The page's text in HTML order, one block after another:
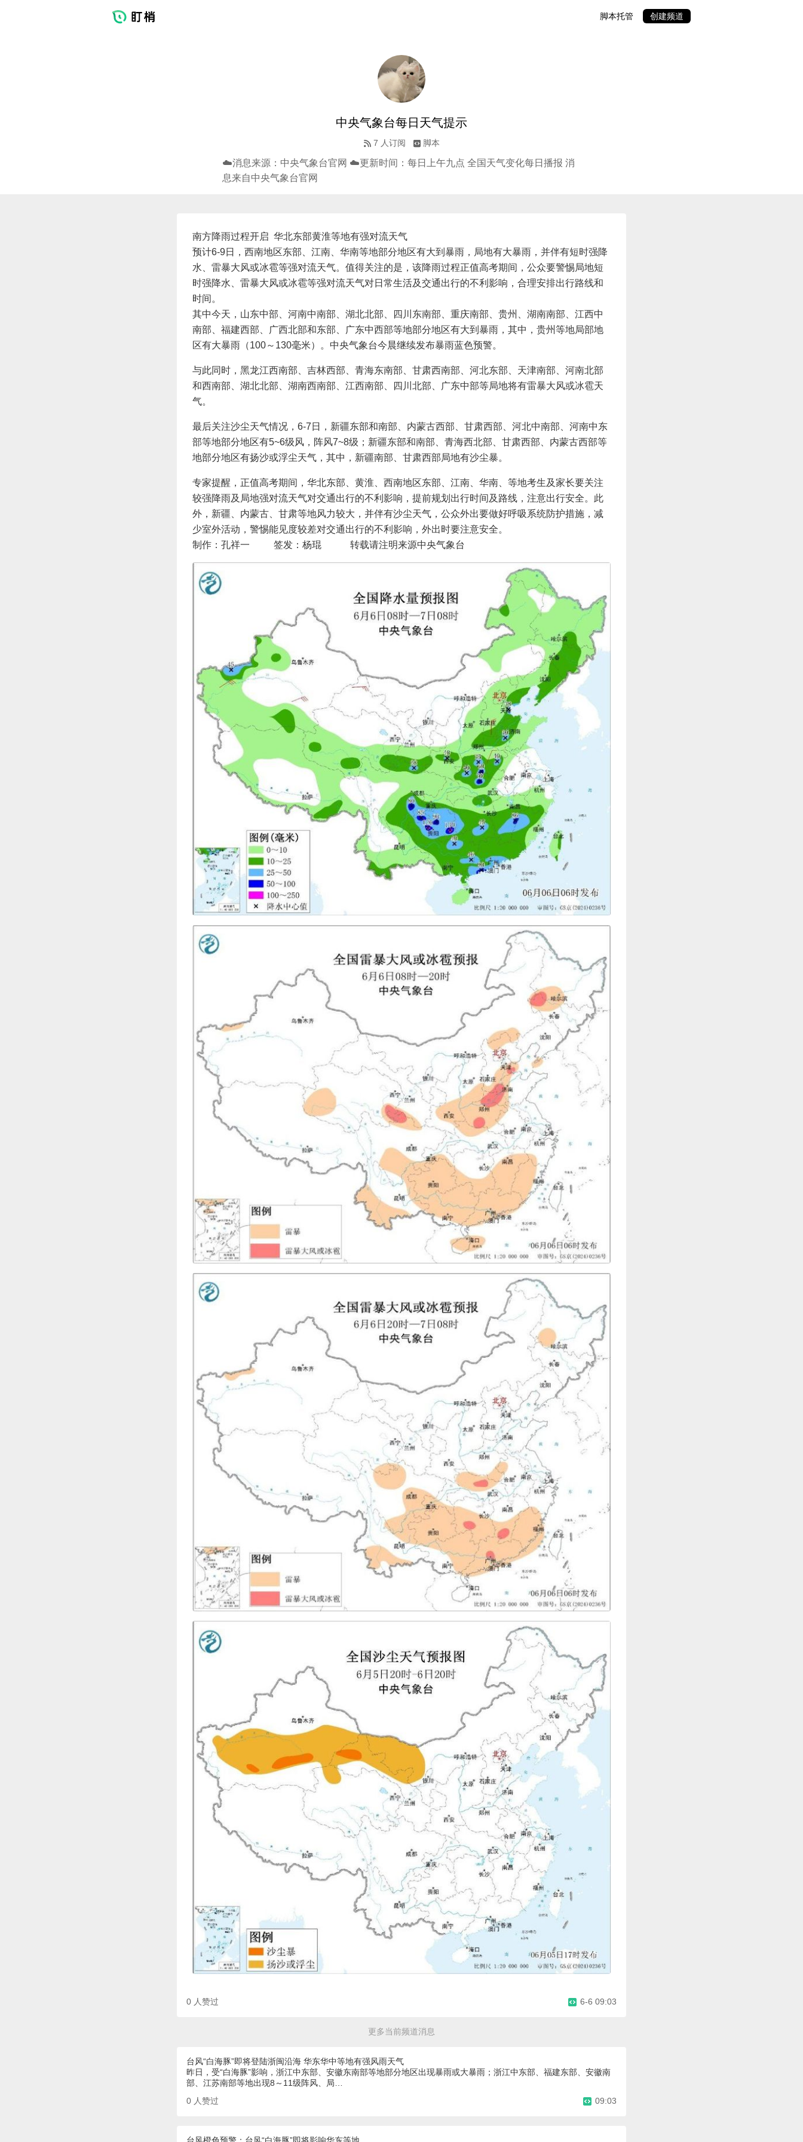
脚本托管 创建频道
中央气象台每日天气提示
7 人订阅 脚本
☁️消息来源：中央气象台官网 ☁️更新时间：每日上午九点 全国天气变化每日播报 消
息来自中央气象台官网
南方降雨过程开启 华北东部黄淮等地有强对流天气
预计6-9日，西南地区东部、江南、华南等地部分地区有大到暴雨，局地有大暴雨，并伴有短时强降
水、雷暴大风或冰雹等强对流天气。值得关注的是，该降雨过程正值高考期间，公众要警惕局地短
时强降水、雷暴大风或冰雹等强对流天气对日常生活及交通出行的不利影响，合理安排出行路线和
时间。
其中今天，山东中部、河南中南部、湖北北部、四川东南部、重庆南部、贵州、湖南南部、江西中
南部、福建西部、广西北部和东部、广东中西部等地部分地区有大到暴雨，其中，贵州等地局部地
区有大暴雨（100～130毫米）。中央气象台今晨继续发布暴雨蓝色预警。
与此同时，黑龙江西南部、吉林西部、青海东南部、甘肃西南部、河北东部、天津南部、河南北部
和西南部、湖北北部、湖南西南部、江西南部、四川北部、广东中部等局地将有雷暴大风或冰雹天
气。
最后关注沙尘天气情况，6-7日，新疆东部和南部、内蒙古西部、甘肃西部、河北中南部、河南中东
部等地部分地区有5~6级风，阵风7~8级；新疆东部和南部、青海西北部、甘肃西部、内蒙古西部等
地部分地区有扬沙或浮尘天气，其中，新疆南部、甘肃西部局地有沙尘暴。
专家提醒，正值高考期间，华北东部、黄淮、西南地区东部、江南、华南、等地考生及家长要关注
较强降雨及局地强对流天气对交通出行的不利影响，提前规划出行时间及路线，注意出行安全。此
外，新疆、内蒙古、甘肃等地风力较大，并伴有沙尘天气，公众外出要做好呼吸系统防护措施，减
少室外活动，警惕能见度较差对交通出行的不利影响，外出时要注意安全。
制作：孔祥一 签发：杨琨 转载请注明来源中央气象台
0 人赞过 6-6 09:03
更多当前频道消息
台风“白海豚”即将登陆浙闽沿海 华东华中等地有强风雨天气
昨日，受“白海豚”影响，浙江中东部、安徽东南部等地部分地区出现暴雨或大暴雨；浙江中东部、福建东部、安徽南
部、江苏南部等地出现8～11级阵风、局…
0 人赞过 09:03